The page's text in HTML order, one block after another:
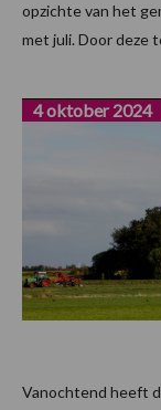
opzichte van het
met juli. Door deze
4 oktober 2024
Vanochtend heeft